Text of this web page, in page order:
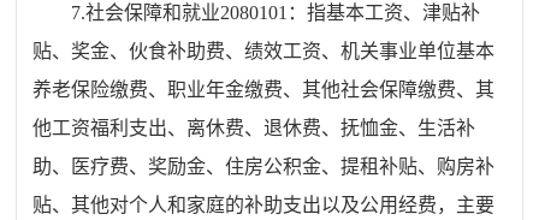
7.社会保障和就业2080101：指基本工资、津贴补
贴、奖金、伙食补助费、绩效工资、机关事业单位基本
养老保险缴费、职业年金缴费、其他社会保障缴费、其
他工资福利支出、离休费、退休费、抚恤金、生活补
助、医疗费、奖励金、住房公积金、提租补贴、购房补
贴、其他对个人和家庭的补助支出以及公用经费，主要